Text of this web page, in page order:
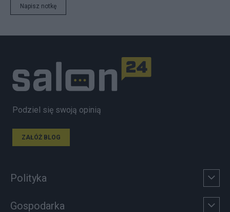
Napisz notkę
Podziel się swoją opinią
ZAŁÓŻ BLOG
Polityka
Gospodarka